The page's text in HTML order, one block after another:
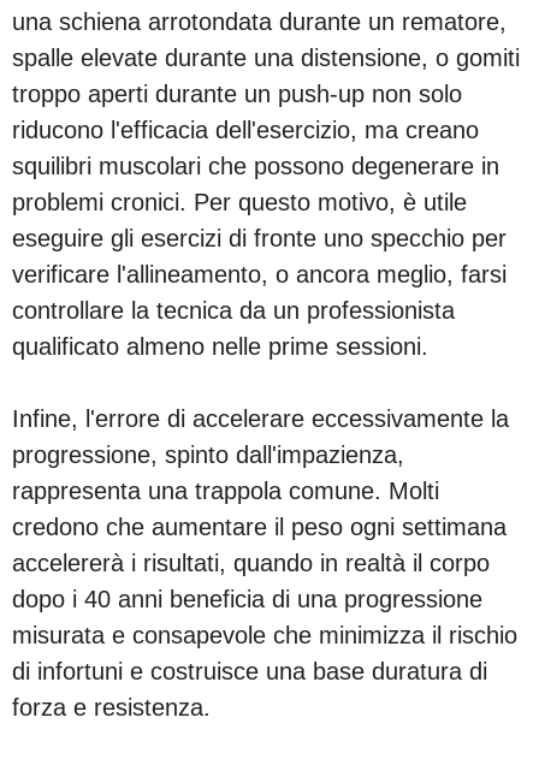
una schiena arrotondata durante un rematore,
spalle elevate durante una distensione, o gomiti
troppo aperti durante un push-up non solo
riducono l'efficacia dell'esercizio, ma creano
squilibri muscolari che possono degenerare in
problemi cronici. Per questo motivo, è utile
eseguire gli esercizi di fronte uno specchio per
verificare l'allineamento, o ancora meglio, farsi
controllare la tecnica da un professionista
qualificato almeno nelle prime sessioni.
Infine, l'errore di accelerare eccessivamente la
progressione, spinto dall'impazienza,
rappresenta una trappola comune. Molti
credono che aumentare il peso ogni settimana
accelererà i risultati, quando in realtà il corpo
dopo i 40 anni beneficia di una progressione
misurata e consapevole che minimizza il rischio
di infortuni e costruisce una base duratura di
forza e resistenza.